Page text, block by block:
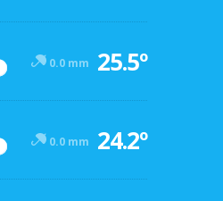
0.0 mm 25.5º
0.0 mm 24.2º